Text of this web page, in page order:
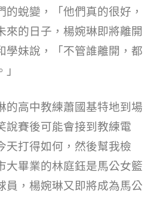
的蛻變，「他們真的很好，
來的日子，楊婉琳即將離開
學妹說，「不管誰離開，都
的高中教練蕭國基特地到場
說賽後可能會接到教練電
天打得如何，然後幫我檢
大畢業的林庭鈺是馬公女籃
員，楊婉琳又即將成為馬公